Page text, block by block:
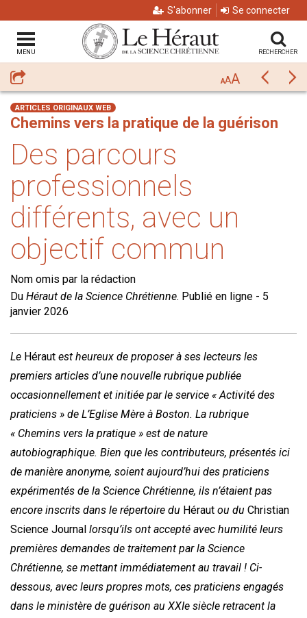
S'abonner Se connecter
MENU RECHERCHER
Partager AAA
ARTICLES ORIGINAUX WEB
Chemins vers la pratique de la guérison
Des parcours
professionnels
différents, avec un
objectif commun
Nom omis par la rédaction
Du Héraut de la Science Chrétienne. Publié en ligne - 5
janvier 2026
Le Héraut est heureux de proposer à ses lecteurs les
premiers articles d’une nouvelle rubrique publiée
occasionnellement et initiée par le service « Activité des
praticiens » de L’Eglise Mère à Boston. La rubrique
« Chemins vers la pratique » est de nature
autobiographique. Bien que les contributeurs, présentés ici
de manière anonyme, soient aujourd’hui des praticiens
expérimentés de la Science Chrétienne, ils n’étaient pas
encore inscrits dans le répertoire du Héraut ou du Christian
Science Journal lorsqu’ils ont accepté avec humilité leurs
premières demandes de traitement par la Science
Chrétienne, se mettant immédiatement au travail ! Ci-
dessous, avec leurs propres mots, ces praticiens engagés
dans le ministère de guérison au XXIe siècle retracent la